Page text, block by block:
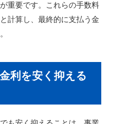
重要です。これらの手数料
計算し、最終的に支払う金
利を安く抑える